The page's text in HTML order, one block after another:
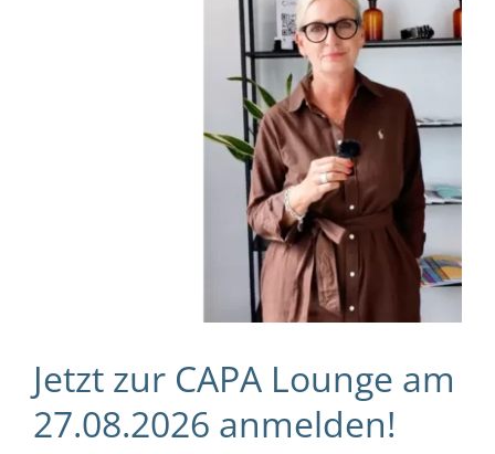
Jetzt zur CAPA Lounge am
27.08.2026 anmelden!